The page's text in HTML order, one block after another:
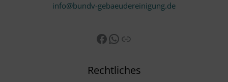
info@bundv-gebaeudereinigung.de
Rechtliches